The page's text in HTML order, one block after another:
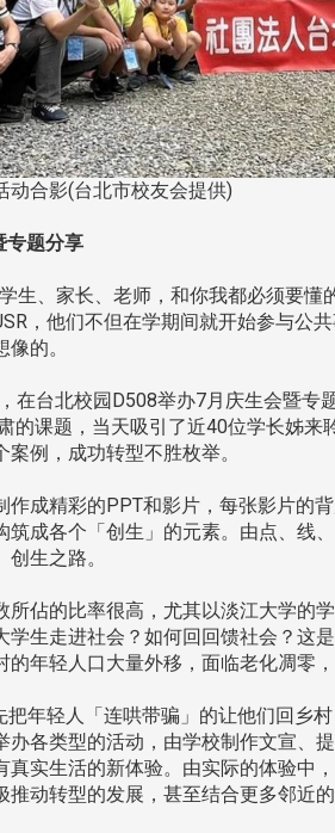
合影(台北市校友会提供)
专题分享
生、家长、老师，和你我都必须要
，他们不但在学期间就开始参与公
的。
在台北校园D508举办7月庆生会暨专
的课题，当天吸引了近40位学长姊
例，成功转型不胜枚举。
成精彩的PPT和影片，每张影片的
成各个「创生」的元素。由点、线
生之路。
佔的比率很高，尤其以淡江大学的
学生走进社会？如何回回馈社会？这
年轻人口大量外移，面临老化凋零
年轻人「连哄带骗」的让他们回乡
办各类型的活动，由学校制作文宣、
真实生活的新体验。由实际的体验中
推动转型的发展，甚至结合更多邻近